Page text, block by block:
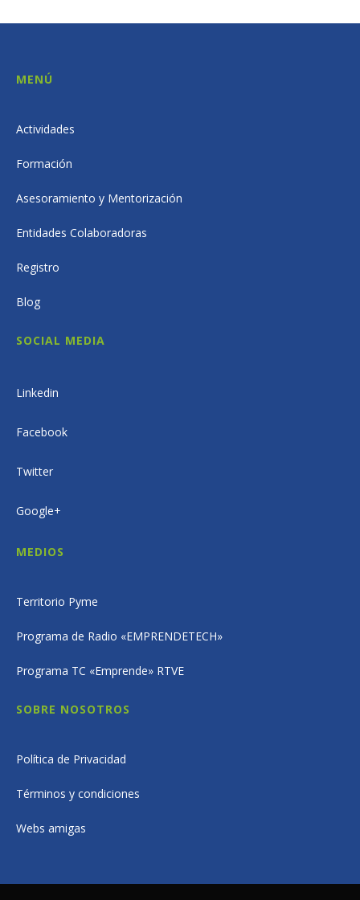
MENÚ
Actividades
Formación
Asesoramiento y Mentorización
Entidades Colaboradoras
Registro
Blog
SOCIAL MEDIA
Linkedin
Facebook
Twitter
Google+
MEDIOS
Territorio Pyme
Programa de Radio «EMPRENDETECH»
Programa TC «Emprende» RTVE
SOBRE NOSOTROS
Política de Privacidad
Términos y condiciones
Webs amigas